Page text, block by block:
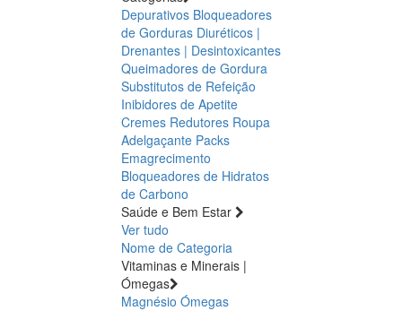
Depurativos Bloqueadores
de Gorduras Diuréticos |
Drenantes | Desintoxicantes
Queimadores de Gordura
Substitutos de Refeição
Inibidores de Apetite
Cremes Redutores Roupa
Adelgaçante Packs
Emagrecimento
Bloqueadores de Hidratos
de Carbono
Saúde e Bem Estar
Ver tudo
Nome de Categoria
Vitaminas e Minerais |
Ómegas
Magnésio Ómegas